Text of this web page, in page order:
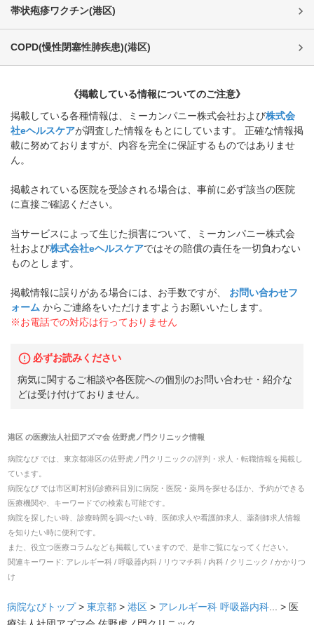
帯状疱疹ワクチン(港区)
COPD(慢性閉塞性肺疾患)(港区)
《掲載している情報についてのご注意》
掲載している各種情報は、ミーカンパニー株式会社および株式会
社eヘルスケアが調査した情報をもとにしています。 正確な情報掲
載に努めておりますが、内容を完全に保証するものではありませ
ん。
掲載されている医院を受診される場合は、事前に必ず該当の医院
に直接ご確認ください。
当サービスによって生じた損害について、ミーカンパニー株式会
社および株式会社eヘルスケアではその賠償の責任を一切負わない
ものとします。
掲載情報に誤りがある場合には、お手数ですが、
お問い合わせフ
ォーム からご連絡をいただけますようお願いいたします。
※お電話での対応は行っておりません
必ずお読みください
病気に関するご相談や各医院への個別のお問い合わせ・紹介な
どは受け付けておりません。
港区の医療法人社団アズマ会 佐野虎ノ門クリニック情報
病院なび では、 東京都港区の佐野虎ノ門クリニックの評判・求人・転職情報を掲載し
ています。
病院なび では市区町村別/診療科目別に病院・医院・薬局を探せるほか、予約ができる
医療機関や、キーワードでの検索も可能です。
病院を探したい時、診療時間を調べたい時、医師求人や看護師求人、薬剤師求人情報
を知りたい時に便利です。
また、役立つ医療コラムなども掲載していますので、是非ご覧になってください。
関連キーワード: アレルギー科 / 呼吸器内科 / リウマチ科 / 内科 / クリニック / かかりつ
け
病院なびトップ > 東京都 > 港区 > アレルギー科 呼吸器内科... > 医